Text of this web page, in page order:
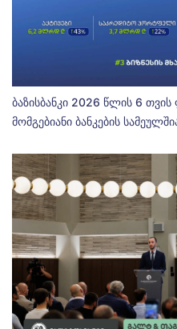
ბაზისბანკი 2026 წლის 6 თვის
მომგებიანი ბანკების